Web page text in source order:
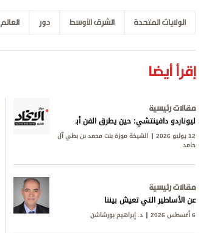
الولايات المتحدة الشرق الأوسط دور العالم
إقرأ أيضا
مقالات رئيسية
ليوناردو دافينتشي: حين يطرق الفن أبواب المعرفة
12 يوليو 2026 الشيخة موزة بنت محمد بن بطي آل
حامد
مقالات رئيسية
عن الأساطير التي تعيش بيننا
6 أغسطس 2026 د. إبراهيم بورشاشن